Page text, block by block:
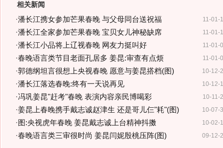
相关新闻
11-01-
·潘长江携女参加芒果春晚 与父母同台送祝福
11-01-
·潘长江全家参加芒果春晚 宝贝女儿神秘缺席
11-01-
·潘长江小品将上辽视春晚 网友力挺叫好
11-01-
·春晚语言类节目老面孔居多 姜昆:审查有点烦
10-12-
·郭德纲坦言很想上央视春晚 愿意与姜昆搭档(图)
10-12-
·潘长江落选春晚:终有一天说再见
10-11-
·冯巩姜昆"赶考"春晚 表演内容亲民博喝彩
10-07-
·姜昆上春晚携手戴志诚赵津生 还是哥儿仨"耗"(图)
10-02-
· 图:央视虎年春晚 姜昆戴志诚上台精神抖擞
09-12-
·春晚语言类三审很时尚 姜昆闫妮殷桃压阵(图)